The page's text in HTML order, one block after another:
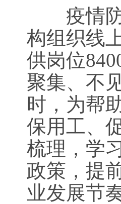
疫情防
构组织线
供岗位
聚集、不
时，为帮
保用工、
梳理，学
政策，提
业发展节